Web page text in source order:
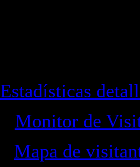
Estadísticas
Monitor de
Mapa de